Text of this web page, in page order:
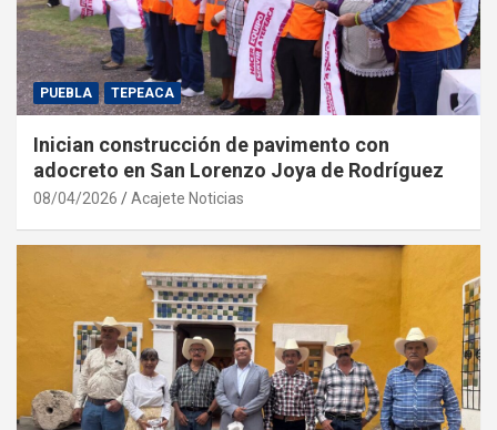
PUEBLA TEPEACA
Inician construcción de pavimento con
adocreto en San Lorenzo Joya de Rodríguez
08/04/2026 Acajete Noticias